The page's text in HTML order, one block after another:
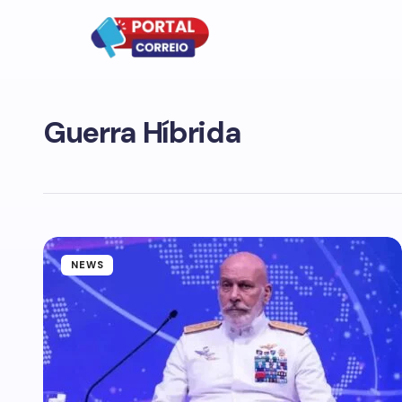
Guerra Híbrida
NEWS